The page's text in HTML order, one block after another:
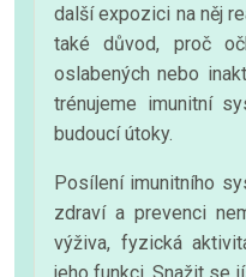
další expozici na něj
také důvod, proč
oslabených nebo
trénujeme imunitní
budoucí útoky.
Posílení imunitního
zdraví a prevenci
výživa, fyzická